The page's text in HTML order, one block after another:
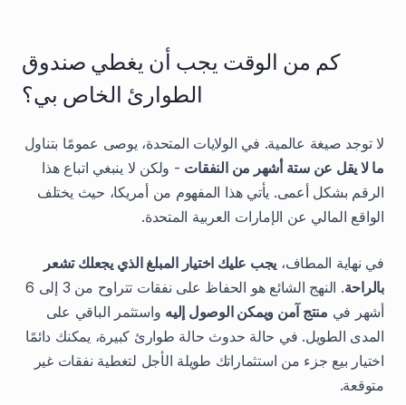
كم من الوقت يجب أن يغطي صندوق
الطوارئ الخاص بي؟
لا توجد صيغة عالمية. في الولايات المتحدة، يوصى عمومًا بتناول
ما لا يقل عن ستة أشهر من النفقات- ولكن لا ينبغي اتباع هذا
الرقم بشكل أعمى. يأتي هذا المفهوم من أمريكا، حيث يختلف
الواقع المالي عن الإمارات العربية المتحدة.
في نهاية المطاف،يجب عليك اختيار المبلغ الذي يجعلك تشعر
بالراحة
. النهج الشائع هو الحفاظ على نفقات تتراوح من 3 إلى 6
أشهر فيمنتج آمن ويمكن الوصول إليهواستثمر الباقي على
المدى الطويل. في حالة حدوث حالة طوارئ كبيرة، يمكنك دائمًا
اختيار بيع جزء من استثماراتك طويلة الأجل لتغطية نفقات غير
متوقعة.